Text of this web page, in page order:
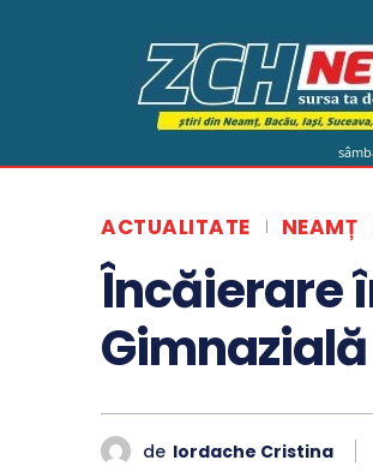
ACTUALITATE NEAMȚ
Încăierare
de Iordache Cristina